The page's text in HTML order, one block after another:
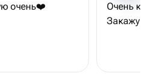
очень❤️
Очень
Закажу